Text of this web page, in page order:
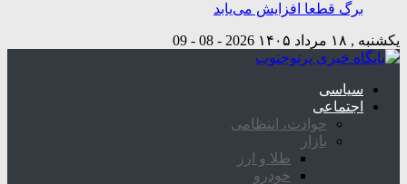
برگ قطعا افزایش می‌یابد
یکشنبه , ۱۸ مرداد ۱۴۰۵ 2026 - 08 - 09
سیاسی
اجتماعی
حوادث، انتظامی
بازار
طلا و ارز
خودرو